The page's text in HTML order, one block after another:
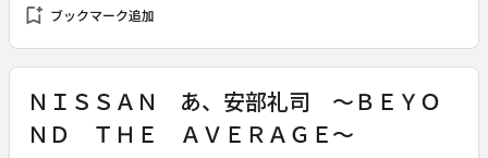
だった。そして２００５年、ロンドンで出会った「ザ・サンタ
の地図には、サンタがラクダに乗ってやってくる国、角の生え
たサンタなど、謎に満ちた世界の様々なサンタが描かれていた
のだ。イギリス、フィンランド、秋田県の男鹿半島、オースト
リアと、高橋さんの旅を疑似体験していく。
bookmark_add ブックマーク追加
ＮＩＳＳＡＮ あ、安部礼司 ～ＢＥＹＯ
ＮＤ ＴＨＥ ＡＶＥＲＡＧＥ～